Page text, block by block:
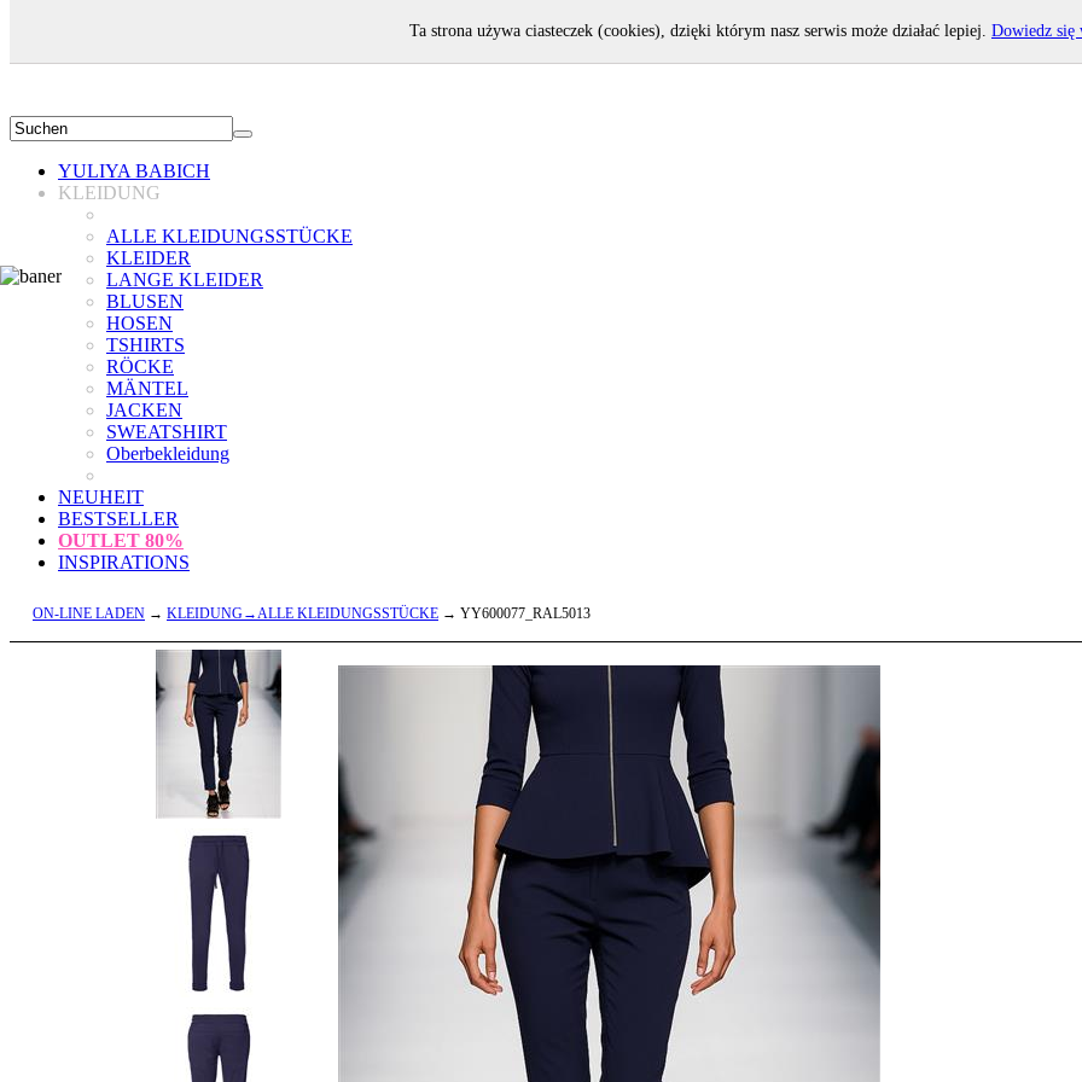
YULIYA BABICH
KLEIDUNG
ALLE KLEIDUNGSSTÜCKE
KLEIDER
LANGE KLEIDER
BLUSEN
HOSEN
TSHIRTS
RÖCKE
MÄNTEL
JACKEN
SWEATSHIRT
Oberbekleidung
NEUHEIT
BESTSELLER
OUTLET 80%
INSPIRATIONS
ON-LINE LADEN → KLEIDUNG→ALLE KLEIDUNGSSTÜCKE → YY600077_RAL5013
Ta strona używa ciasteczek (cookies), dzięki którym nasz serwis może działać lepiej. Dowiedz się